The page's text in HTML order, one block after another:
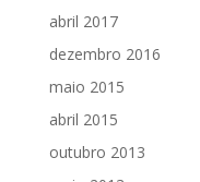
abril 2017
dezembro 2016
maio 2015
abril 2015
outubro 2013